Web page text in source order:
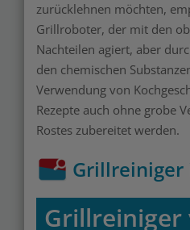
zurücklehnen möchten,
Grillroboter, der mit den
Nachteilen agiert, aber
den chemischen
Verwendung von
Rezepte auch ohne grobe
Rostes zubereitet werden.
Grillreiniger